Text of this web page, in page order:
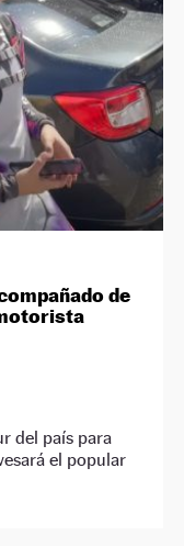
de
del país para
el popular